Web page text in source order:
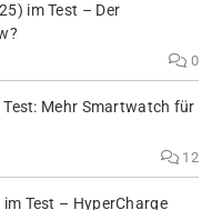
im Test – Der
0
Mehr Smartwatch für
12
Test – HyperCharge